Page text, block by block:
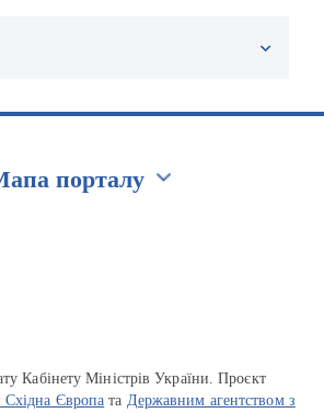
порталу
Кабінету Міністрів України. Проєкт
Європа та Державним агентством з